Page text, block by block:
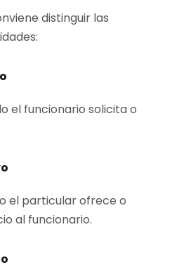
distinguir las
el funcionario solicita o
el particular ofrece o
al funcionario.